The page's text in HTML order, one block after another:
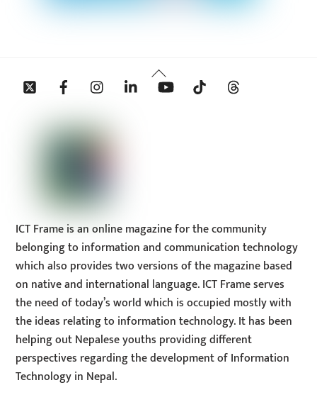
Back
To
Twitter Facebook InstagramLinkedin YouTube Tiktok
ICT Frame is an online magazine for the community
belonging to information and communication technology
which also provides two versions of the magazine based
on native and international language. ICT Frame serves
the need of today’s world which is occupied mostly with
the ideas relating to information technology. It has been
helping out Nepalese youths providing different
perspectives regarding the development of Information
Technology in Nepal.